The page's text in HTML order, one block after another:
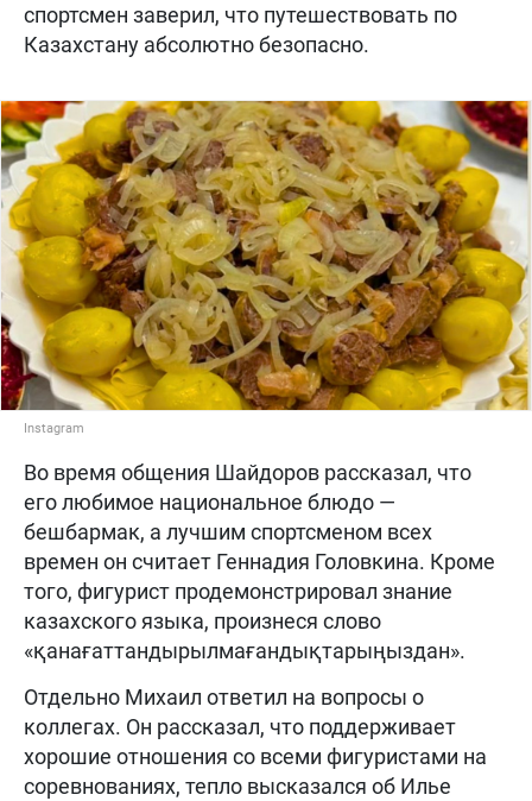
спортсмен заверил, что путешествовать по
Казахстану абсолютно безопасно.
Instagram
Во время общения Шайдоров рассказал, что
его любимое национальное блюдо —
бешбармак, а лучшим спортсменом всех
времен он считает Геннадия Головкина. Кроме
того, фигурист продемонстрировал знание
казахского языка, произнеся слово
«қанағаттандырылмағандықтарыңыздан».
Отдельно Михаил ответил на вопросы о
коллегах. Он рассказал, что поддерживает
хорошие отношения со всеми фигуристами на
соревнованиях, тепло высказался об Илье